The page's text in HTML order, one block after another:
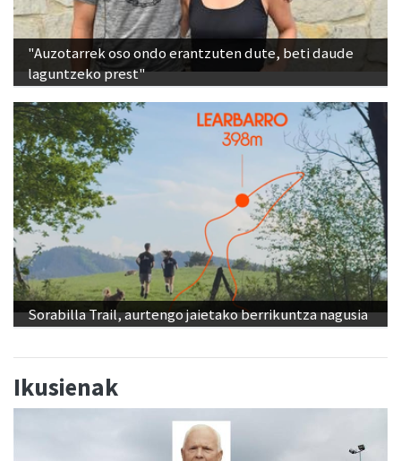
"Auzotarrek oso ondo erantzuten dute, beti daude
laguntzeko prest"
Sorabilla Trail, aurtengo jaietako berrikuntza nagusia
Ikusienak